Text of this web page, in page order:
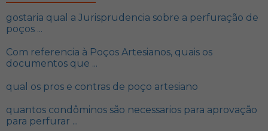
gostaria qual a Jurisprudencia sobre a perfuração de
poços ...
Com referencia à Poços Artesianos, quais os
documentos que ...
qual os pros e contras de poço artesiano
quantos condôminos são necessarios para aprovação
para perfurar ...